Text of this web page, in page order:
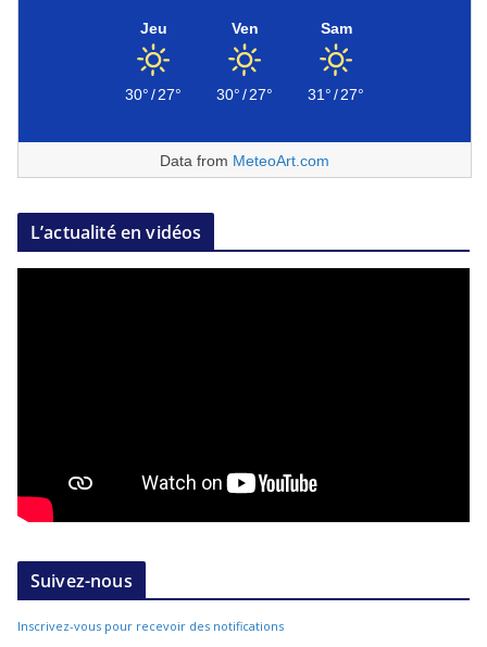
Jeu
30°/27°
Ven
30°/27°
Sam
31°/27°
Data from MeteoArt.com
L’actualité en vidéos
Suivez-nous
Inscrivez-vous pour recevoir des notifications